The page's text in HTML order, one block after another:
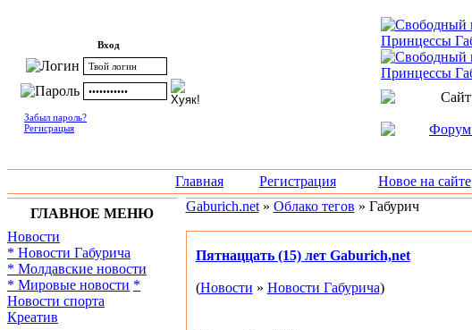
Вход
Забыл пароль?
Регисрацыя
Главная Регистрация Новое на сайте
ГЛАВНОЕ МЕНЮ
Новости
* Новости Габурича
* Молдавские новости
* Мировые новости *
Новости спорта
Креатив
Gaburich.net» Облако тегов » Габурич
Пятнаццать (15) лет Gaburich,net
(Новости » Новости Габурича)